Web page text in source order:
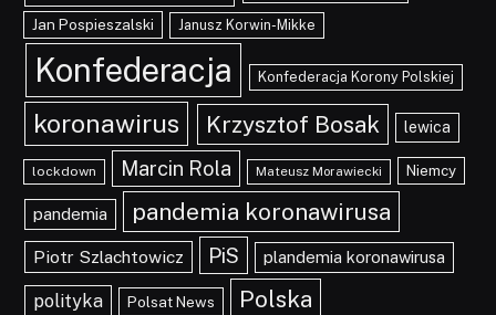
Jan Pospieszalski Janusz Korwin-Mikke
Konfederacja Konfederacja Korony Polskiej
koronawirus Krzysztof Bosak lewica
lockdown Marcin Rola Mateusz Morawiecki Niemcy
pandemia pandemia koronawirusa
Piotr Szlachtowicz PiS plandemia koronawirusa
polityka Polsat News Polska